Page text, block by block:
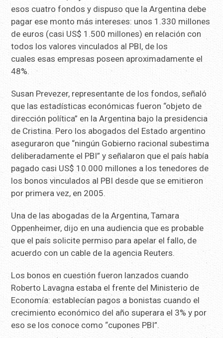
esos cuatro fondos y dispuso que la Argentina debe
pagar ese monto más intereses: unos 1.330 millones
de euros (casi US$ 1.500 millones) en relación con
todos los valores vinculados al PBI, de los
cuales esas empresas poseen aproximadamente el
48%.
Susan Prevezer, representante de los fondos, señaló
que las estadísticas económicas fueron “objeto de
dirección política” en la Argentina bajo la presidencia
de Cristina. Pero los abogados del Estado argentino
aseguraron que “ningún Gobierno racional subestima
deliberadamente el PBI” y señalaron que el país había
pagado casi US$ 10.000 millones a los tenedores de
los bonos vinculados al PBI desde que se emitieron
por primera vez, en 2005.
Una de las abogadas de la Argentina, Tamara
Oppenheimer, dijo en una audiencia que es probable
que el país solicite permiso para apelar el fallo, de
acuerdo con un cable de la agencia Reuters.
Los bonos en cuestión fueron lanzados cuando
Roberto Lavagna estaba el frente del Ministerio de
Economía: establecían pagos a bonistas cuando el
crecimiento económico del año superara el 3% y por
eso se los conoce como “cupones PBI”.